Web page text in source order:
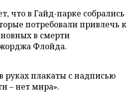
что в Гайд-парке собрались
потребовали привлечь к
в смерти
Флойда.
руках плакаты с надписью
– нет мира».